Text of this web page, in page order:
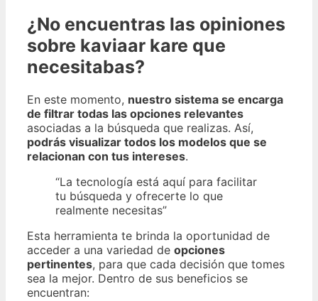
¿No encuentras las opiniones
sobre kaviaar kare que
necesitabas?
En este momento, nuestro sistema se encarga
de filtrar todas las opciones relevantes
asociadas a la búsqueda que realizas. Así,
podrás visualizar todos los modelos que se
relacionan con tus intereses.
“La tecnología está aquí para facilitar
tu búsqueda y ofrecerte lo que
realmente necesitas”
Esta herramienta te brinda la oportunidad de
acceder a una variedad de opciones
pertinentes, para que cada decisión que tomes
sea la mejor. Dentro de sus beneficios se
encuentran: